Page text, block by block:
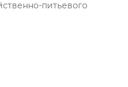
питьевого